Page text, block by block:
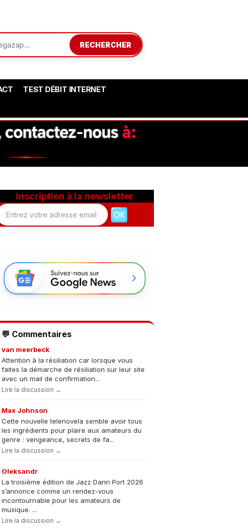
RECHERCHER
TEST DÉBIT INTERNET
Inscription à la newsletter
💬 Commentaires
van meerbeck
Attention à la résiliation car lorsque vous
faites la démarche de résiliation sur leur site
avec un mail de confirmation...
Lire la discussion →
Max Johnson
Cette nouvelle telenovela semble avoir tous
les ingrédients pour plaire aux amateurs du
genre : vengeance, secrets de fa...
Lire la discussion →
Oleksandr
La troisième édition de Jazz Dann Port 2026
s’annonce comme un rendez-vous
incontournable pour les amateurs de
musique. ...
Lire la discussion →